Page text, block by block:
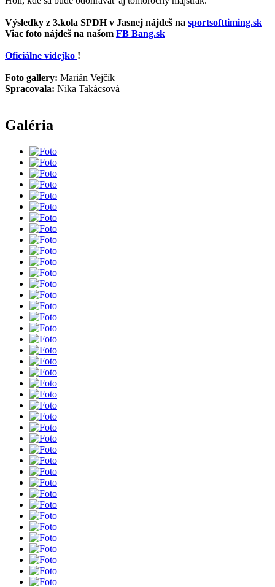
Výsledky z 3.kola SPDH v Jasnej nájdeš na sportsofttiming.sk
Viac foto nájdeš na našom FB Bang.sk
Oficiálne videjko !
Foto gallery: Marián Vejčík
Spracovala: Nika Takácsová
Galéria